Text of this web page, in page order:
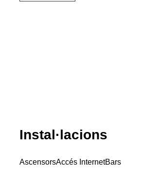
Instal·lacions
AscensorsAccés InternetBars